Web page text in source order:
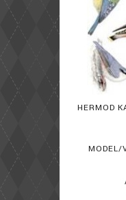
HERMOD
MODEL/